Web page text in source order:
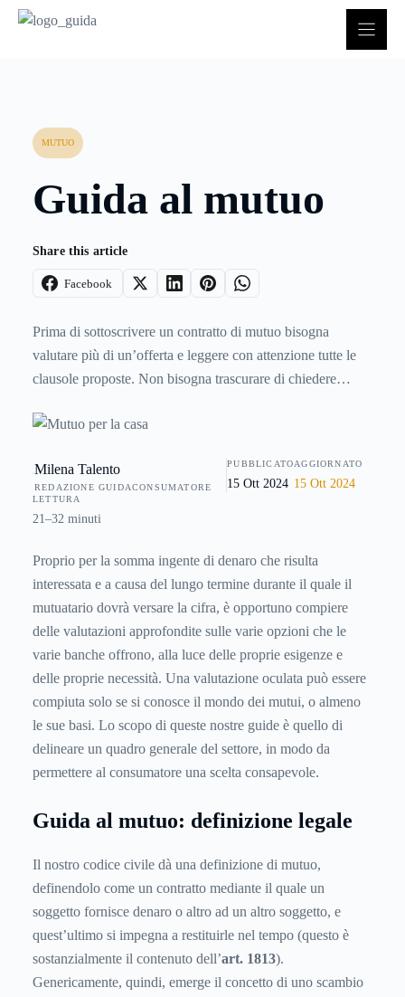
MUTUO
Guida al mutuo
Share this article
Facebook
Prima di sottoscrivere un contratto di mutuo bisogna
valutare più di un’offerta e leggere con attenzione tutte le
clausole proposte. Non bisogna trascurare di chiedere
si conoscono a fondo. Solo così sarà possibile fare la giusta
guida al mutuo
Milena Talento
REDAZIONE GUIDACONSUMATORE
PUBBLICATO
15 Ott 2024
AGGIORNATO
15 Ott 2024
LETTURA
21–32 minuti
Proprio per la somma ingente di denaro che risulta
interessata e a causa del lungo termine durante il quale il
mutuatario dovrà versare la cifra, è opportuno compiere
delle valutazioni approfondite sulle varie opzioni che le
varie banche offrono, alla luce delle proprie esigenze e
delle proprie necessità. Una valutazione oculata può essere
compiuta solo se si conosce il mondo dei mutui, o almeno
le sue basi. Lo scopo di queste nostre guide è quello di
delineare un quadro generale del settore, in modo da
permettere al consumatore una scelta consapevole.
Guida al mutuo: definizione legale
Il nostro codice civile dà una definizione di mutuo,
definendolo come un contratto mediante il quale un
soggetto fornisce denaro o altro ad un altro soggetto, e
quest’ultimo si impegna a restituirle nel tempo (questo è
sostanzialmente il contenuto dell’art. 1813).
Genericamente, quindi, emerge il concetto di uno scambio